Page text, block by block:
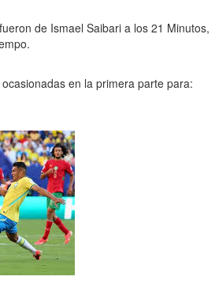
de Ismael Saibari a los 21 Minutos,
en la primera parte para: